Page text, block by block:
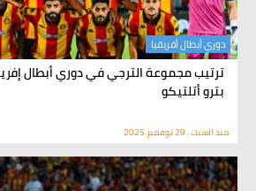
ترتيب مجموعة الترجي في دوري أبطال
بترو أتلتيكو
دوري أبطال أفريقيا
منذ السبت , 29 نوفمبر 2025